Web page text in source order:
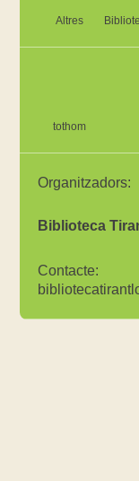
Altres
tothom
Organitzadors:
Biblioteca
Contacte: